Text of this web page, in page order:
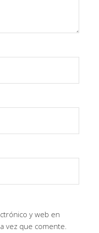
y web en
vez que comente.